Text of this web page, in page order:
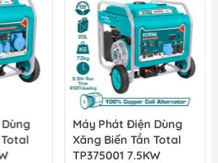
Máy Phát Điện Dùng
Xăng Biến Tần Total
TP375001 7.5KW